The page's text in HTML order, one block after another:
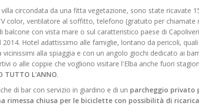
circondata da una fitta vegetazione, sono state ricavate
color, ventilatore al soffitto, telefono (gratuito per chiamate
balcone con vista mare o sul caratteristico paese di
Hotel adattissimo alle famiglie, lontano da pericoli,
vicinissimi alla spiaggia e con un angolo giochi dedicato ai
o alle coppie che vogliono visitare l'Elba anche fuori
TUTTO L'ANNO.
di bar con servizio in giardino e di un parcheggio privato
rimessa chiusa per le biciclette con possibilità di ricarica